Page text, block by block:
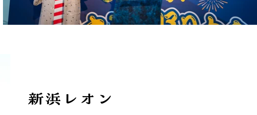
新浜レオン